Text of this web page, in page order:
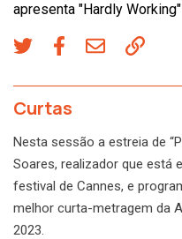
apresenta "Hardly
Curtas
Nesta sessão a estreia de
Soares, realizador que está
festival de Cannes, e
melhor curta-metragem da
2023.